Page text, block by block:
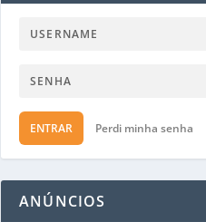
ENTRAR Perdi minha senha
ANÚNCIOS